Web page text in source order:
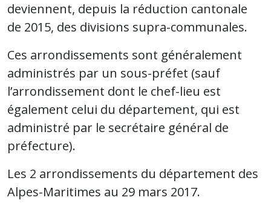
deviennent, depuis la réduction cantonale
de 2015, des divisions supra-communales.
Ces arrondissements sont généralement
administrés par un sous-préfet (sauf
l’arrondissement dont le chef-lieu est
également celui du département, qui est
administré par le secrétaire général de
préfecture).
Les 2 arrondissements du département des
Alpes-Maritimes au 29 mars 2017.